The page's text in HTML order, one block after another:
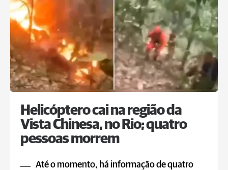
Helicóptero cai na região da
Vista Chinesa, no Rio; quatro
pessoas morrem
Até o momento, há informação de quatro